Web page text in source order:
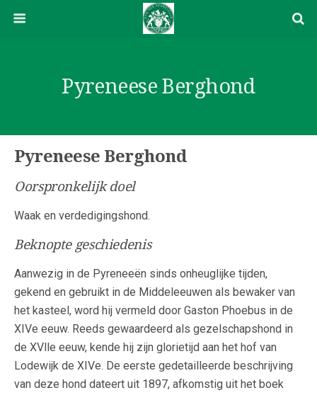
Pyreneese Berghond
Pyreneese Berghond
Oorspronkelijk doel
Waak en verdedigingshond.
Beknopte geschiedenis
Aanwezig in de Pyreneeën sinds onheuglijke tijden,
gekend en gebruikt in de Middeleeuwen als bewaker van
het kasteel, word hij vermeld door Gaston Phoebus in de
XIVe eeuw. Reeds gewaardeerd als gezelschapshond in
de XVlle eeuw, kende hij zijn glorietijd aan het hof van
Lodewijk de XIVe. De eerste gedetailleerde beschrijving
van deze hond dateert uit 1897, afkomstig uit het boek